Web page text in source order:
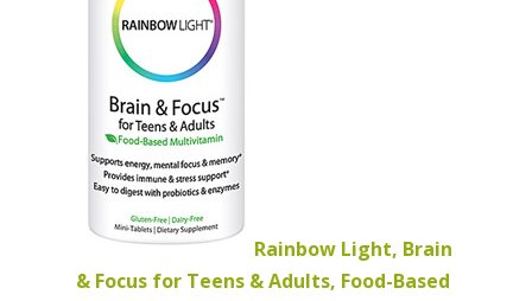
Rainbow Light, Brain
& Focus for Teens & Adults, Food-Based